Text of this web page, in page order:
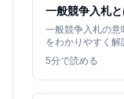
一般競争入札
一般競争入札の意
をわかりやすく解
5分で読める